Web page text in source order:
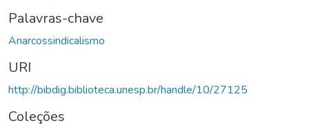
Palavras-chave
Anarcossindicalismo
URI
http://bibdig.biblioteca.unesp.br/handle/10/27125
Coleções